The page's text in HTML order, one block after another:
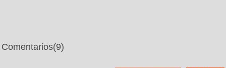
Comentarios(9)